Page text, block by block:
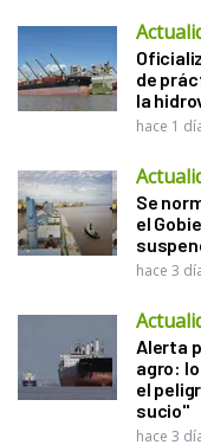
de
la
hace 1
Se
el
hace 3
Alerta
agro:
el
sucio"
hace 3